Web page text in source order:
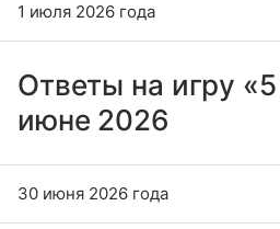
1 июля 2026 года
Ответы на игру
июне 2026
30 июня 2026 года